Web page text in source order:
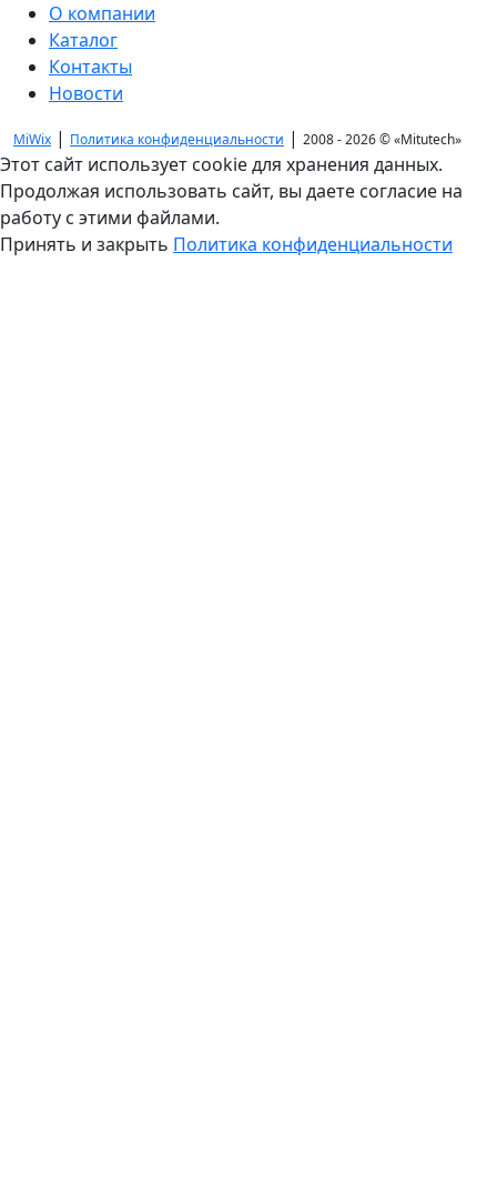
О компании
Каталог
Контакты
Новости
MiWix | Политика конфиденциальности | 2008 - 2026 ©«Mitutech»
Этот сайт использует cookie для хранения данных.
Продолжая использовать сайт, вы даете согласие на
работу с этими файлами.
Принять и закрыть Политика конфиденциальности